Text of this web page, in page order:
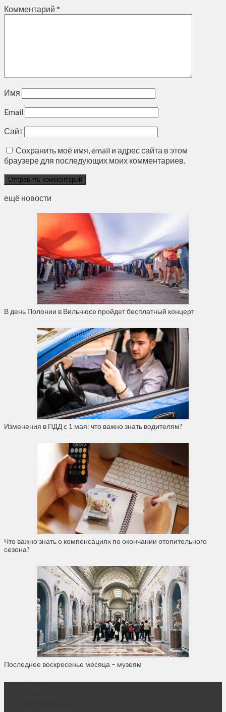
Комментарий *
Имя
Email
Сайт
Сохранить моё имя, email и адрес сайта в этом
браузере для последующих моих комментариев.
ещё новости
В день Полонии в Вильнюсе пройдет бесплатный концерт
Изменения в ПДД с 1 мая: что важно знать водителям?
Что важно знать о компенсациях по окончании отопительного
сезона?
Последнее воскресенье месяца – музеям